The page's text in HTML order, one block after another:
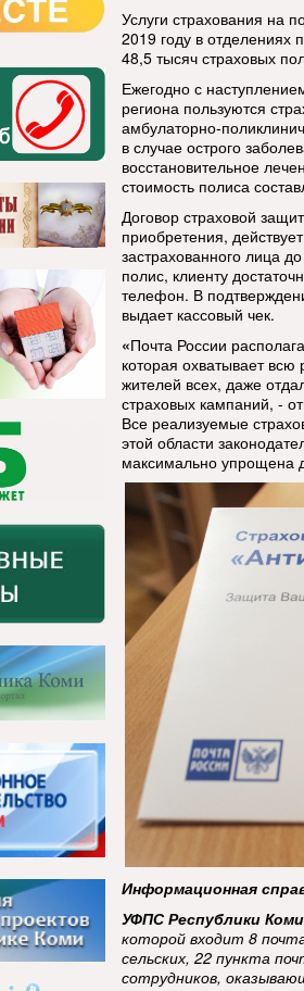
Услуги страхования на
2019 году в отделениях
48,5 тысяч страховых
Ежегодно с
региона пользуются
амбулаторно-
в случае острого
восстановительное
стоимость полиса
Договор страховой
приобретения,
застрахованного лица
полис, клиенту
телефон. В
выдает кассовый чек.
«Почта России
которая охватывает всю
жителей всех, даже
страховых кампаний, -
Все реализуемые
этой области
максимально упрощена
Информационная
УФПС Республики
которой входит 8
сельских, 22 пункта
сотрудников,